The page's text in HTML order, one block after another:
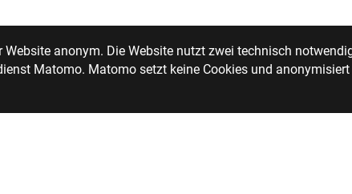
Website anonym. Die Website nutzt zwei technisch
Matomo. Matomo setzt keine Cookies und